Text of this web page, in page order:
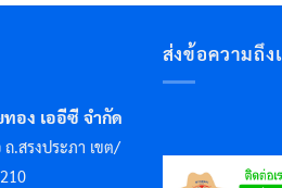
อง เออีซี จำกัด
.สรงประภา เขต/
ส่งข้อความถึง